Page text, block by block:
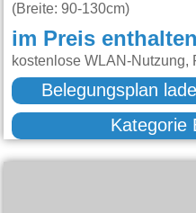
(Breite: 90-130cm)
im Preis enthalten
kostenlose WLAN-Nutzung,
Belegungsplan
Kategorie